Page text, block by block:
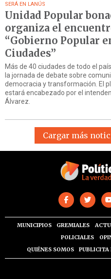
SERÁ EN LANÚS
Unidad Popular
organiza el
“Gobierno Popular
Ciudades”
Más de 40 ciudades de todo el
la jornada de debate sobre
democracia y transformación. El
estará encabezado por el
Álvarez.
Cargar más
MUNICIPIOS GREMIALES
POLICIALES
QUIÉNES SOMOS
PUBLICITA